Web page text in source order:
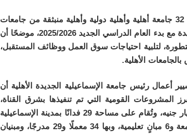
وأشار الدكتور أيمن عاشور إلى أنه أصبح لدينا 32 جامعة أهلية وأهلية دولية وأهلية منبثقة من جامعات
حكومية، حيث سيتم افتتاح 12 جامعة أهلية جديدة مع بدء العام الدراسي الجديد 2025/2026، موضحًا أن
لتلبية احتياجات سوق العمل ووظائف المستقبل،
الأهلية.
أعمال رئيس جامعة الإسماعيلية الجديدة الأهلية أن
المشروعات القومية التي تم تنفيذها بشرق القناة،
مشيرًا إلى أن الجامعة بلغت تكلفتها 4.455 مليار جنيه، وتُقام على مساحة 29 فدانًا بمدينة الإسماعيلية
الجديدة، وتتكون الجامعة من مبنى إدارة الجامعة و6 مبانٍ تعليمية، وبها 34 معملًا و29 مدرجًا، ومبنيان